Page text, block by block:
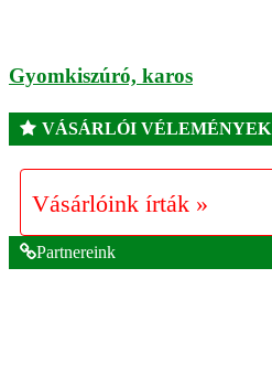
Gyomkiszúró, karos
VÁSÁRLÓI VÉLEMÉNYEK
Vásárlóink írták »
Partnereink